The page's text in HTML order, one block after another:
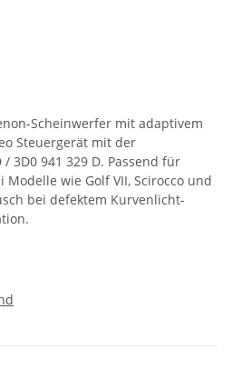
Scheinwerfer mit adaptivem
Steuergerät mit der
3D0 941 329 D. Passend für
wie Golf VII, Scirocco und
bei defektem Kurvenlicht-